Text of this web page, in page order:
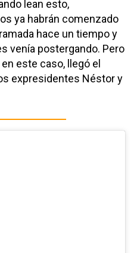
lean esto,
ya habrán comenzado
hace un tiempo y
venía postergando. Pero
este caso, llegó el
expresidentes Néstor y